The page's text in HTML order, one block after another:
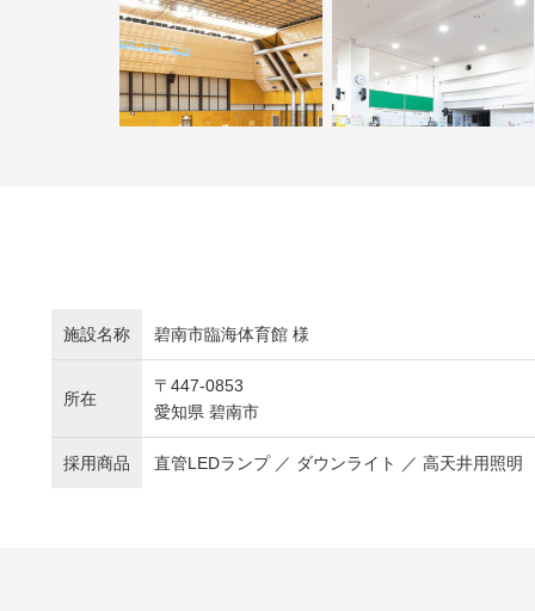
施設名称 碧南市臨海体育館 様
所在
〒447-0853
愛知県 碧南市
採用商品 直管LEDランプ ／ ダウンライト ／ 高天井用照明